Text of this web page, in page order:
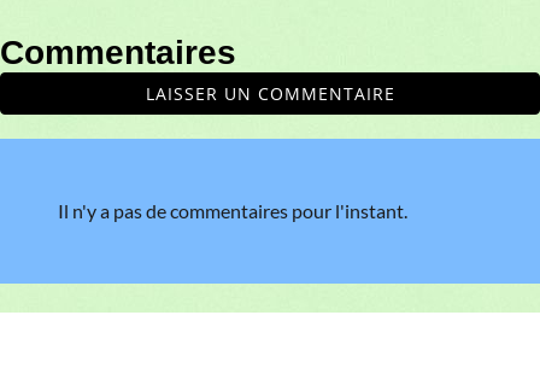
Commentaires
LAISSER UN COMMENTAIRE
Il n'y a pas de commentaires pour l'instant.